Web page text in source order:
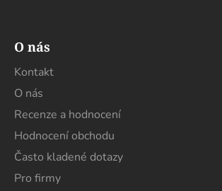
O nás
Kontakt
O nás
Recenze a hodnocení
Hodnocení obchodu
Často kladené dotazy
Pro firmy